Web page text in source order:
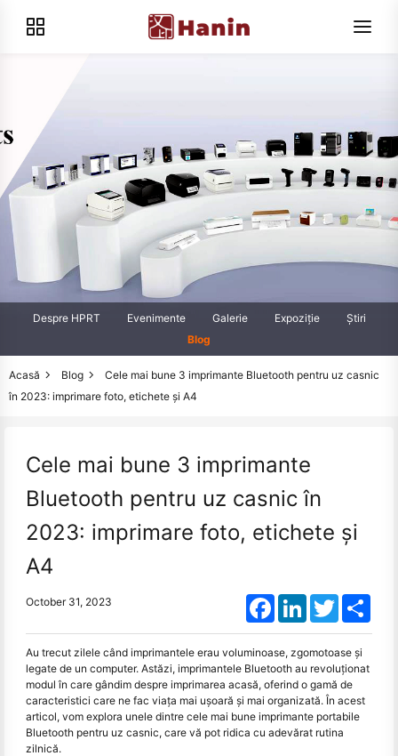
Despre HPRT Evenimente Galerie Expoziţie
Știri
Blog
Acasă Blog
Cele mai bune 3 imprimante Bluetooth pentru uz casnic
în 2023: imprimare foto, etichete și A4
Cele mai bune 3 imprimante
Bluetooth pentru uz casnic în
2023: imprimare foto, etichete și
A4
October 31, 2023 FacebookLinkedInTwitter
Au trecut zilele când imprimantele erau voluminoase, zgomotoase și
legate de un computer. Astăzi, imprimantele Bluetooth au revoluționat
modul în care gândim despre imprimarea acasă, oferind o gamă de
caracteristici care ne fac viața mai ușoară și mai organizată. În acest
articol, vom explora unele dintre cele mai bune imprimante portabile
Bluetooth pentru uz casnic, care vă pot ridica cu adevărat rutina
zilnică.